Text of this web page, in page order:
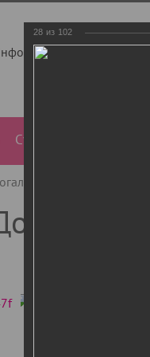
О нас
Сумки
Бутик
28 из 102